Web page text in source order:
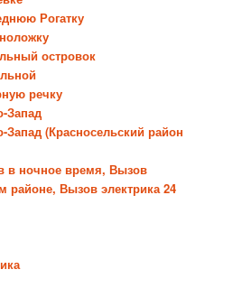
Рогатку
островок
речку
Запад
(Красносельский район
в ночное время, Вызов
районе, Вызов электрика 24